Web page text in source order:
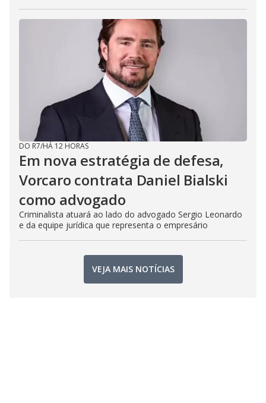
DO R7/HÁ 12 HORAS
Em nova estratégia de defesa,
Vorcaro contrata Daniel Bialski
como advogado
Criminalista atuará ao lado do advogado Sergio Leonardo
e da equipe jurídica que representa o empresário
VEJA MAIS NOTÍCIAS